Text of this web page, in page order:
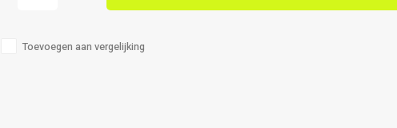
Toevoegen aan vergelijking